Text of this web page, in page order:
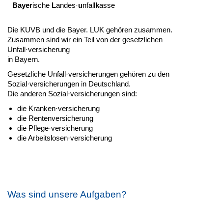
Bayerische Landes·unfallkasse
Die KUVB und die Bayer. LUK gehören zusammen.
Zusammen sind wir ein Teil von der gesetzlichen
Unfall·versicherung
in Bayern.
Gesetzliche Unfall·versicherungen gehören zu den
Sozial·versicherungen in Deutschland.
Die anderen Sozial·versicherungen sind:
die Kranken·versicherung
die Rentenversicherung
die Pflege·versicherung
die Arbeitslosen·versicherung
Was sind unsere Aufgaben?